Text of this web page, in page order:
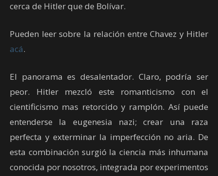
cerca de Hitler que de Bolívar.
Pueden leer sobre la relación entre Chavez y Hitler
acá.
El panorama es desalentador. Claro, podría ser
peor. Hitler mezcló este romanticismo con el
cientificismo mas retorcido y ramplón. Así puede
entenderse la eugenesia nazi; crear una raza
perfecta y exterminar la imperfección no aria. De
esta combinación surgió la ciencia más inhumana
conocida por nosotros, integrada por experimentos